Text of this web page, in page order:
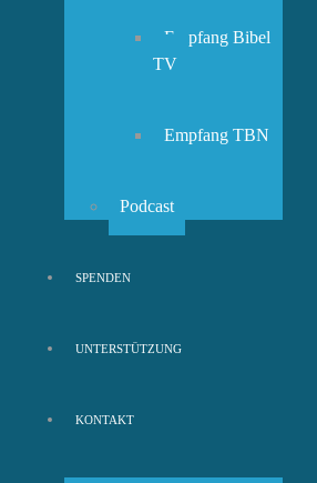
Empfang Bibel
TV
Empfang TBN
Podcast
SPENDEN
UNTERSTÜTZUNG
KONTAKT